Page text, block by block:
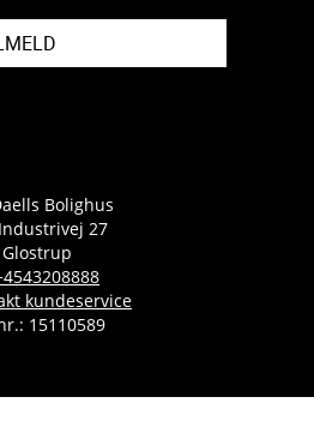
Bolighus
27
kundeservice
15110589